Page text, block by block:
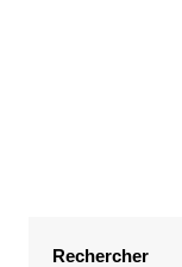
Rechercher